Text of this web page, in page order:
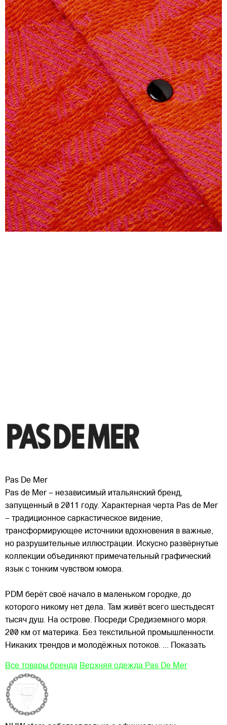
Pas De Mer
Pas de Mer – независимый итальянский бренд,
запущенный в 2011 году. Характерная черта Pas de Mer
– традиционное саркастическое видение,
трансформирующее источники вдохновения в важные,
но разрушительные иллюстрации. Искусно развёрнутые
коллекции объединяют примечательный графический
язык с тонким чувством юмора.
PDM берёт своё начало в маленьком городке, до
которого никому нет дела. Там живёт всего шестьдесят
тысяч душ. На острове. Посреди Средиземного моря.
200 км от материка. Без текстильной промышленности.
Никаких трендов и молодёжных потоков. ... Показать
Все товары бренда Верхняя одежда Pas De Mer